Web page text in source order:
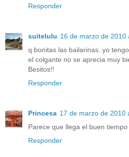
Responder
suitelulu 16 de marzo de 2010
q bonitas las bailarinas..yo
el colgante no se aprecia muy
Besitos!!
Responder
Princesa 17 de marzo de 2010
Parece que llega el buen tiempo
Responder